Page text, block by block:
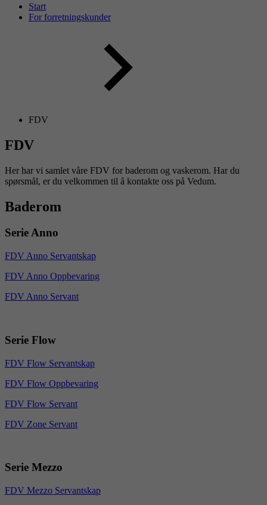
Start
For forretningskunder
FDV
FDV
Her har vi samlet våre FDV for baderom og vaskerom. Har du
spørsmål, er du velkommen til å kontakte oss på Vedum.
Baderom
Serie Anno
FDV Anno Servantskap
FDV Anno Oppbevaring
FDV Anno Servant
Serie Flow
FDV Flow Servantskap
FDV Flow Oppbevaring
FDV Flow Servant
FDV Zone Servant
Serie Mezzo
FDV Mezzo Servantskap